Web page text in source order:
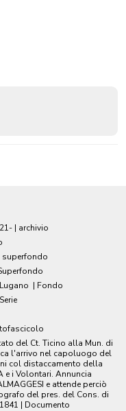
| archivio
superfondo
| Fondo
del Ct. Ticino alla Mun. di
l'arrivo nel capoluogo del
col distaccamento della
e i Volontari. Annuncia
e attende perciò
del pres. del Cons. di
| Documento